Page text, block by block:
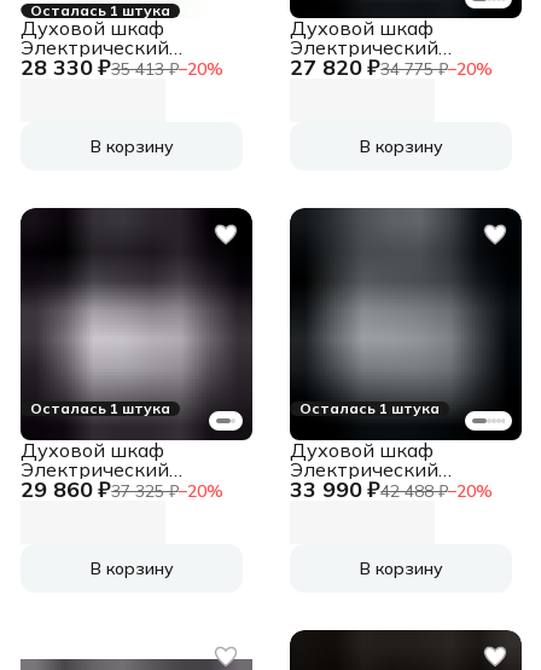
Осталась 1 штука
28 330 ₽35 413 ₽−20%
Духовой шкаф
Электрический
Weissgauff EOM 691
В корзину
27 820 ₽34 775 ₽−20%
Духовой шкаф
Электрический
Weissgauff EOM 691
В корзину
Осталась 1 штука
29 860 ₽37 325 ₽−20%
Духовой шкаф
Электрический
Weissgauff EOM 661
В корзину
Осталась 1 штука
33 990 ₽42 488 ₽−20%
Духовой шкаф
Электрический
Weissgauff EOM 610
В корзину